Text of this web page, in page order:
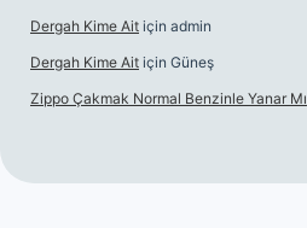
Dergah Kime Ait için admin
Dergah Kime Ait için Güneş
Zippo Çakmak Normal Benzinle Yanar Mı